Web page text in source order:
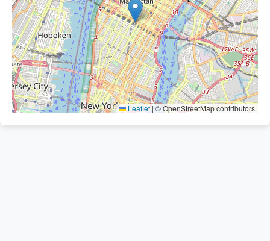
Leaflet | © OpenStreetMap contributors